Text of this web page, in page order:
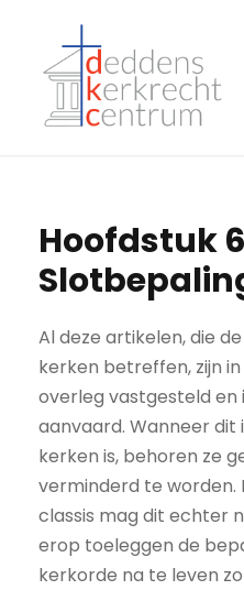
Hoofdstuk
Al deze artikelen, die
kerken betreffen, zijn
overleg vastgesteld en
aanvaard. Wanneer dit
kerken is, behoren ze
verminderd te worden.
classis mag dit echter
erop toeleggen de
kerkorde na te leven